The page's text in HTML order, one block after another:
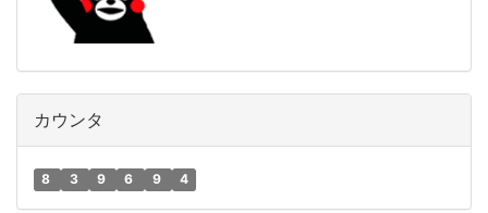
カウンタ
8 3 9 6 9 4